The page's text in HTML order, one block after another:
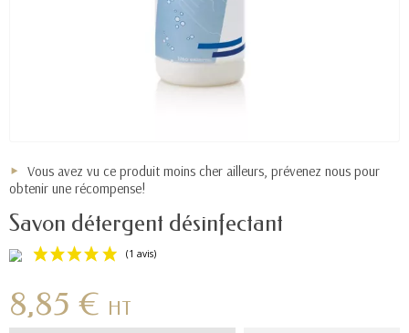
Vous avez vu ce produit moins cher ailleurs, prévenez nous pour
obtenir une récompense!
Savon détergent désinfectant
8,85 € HT